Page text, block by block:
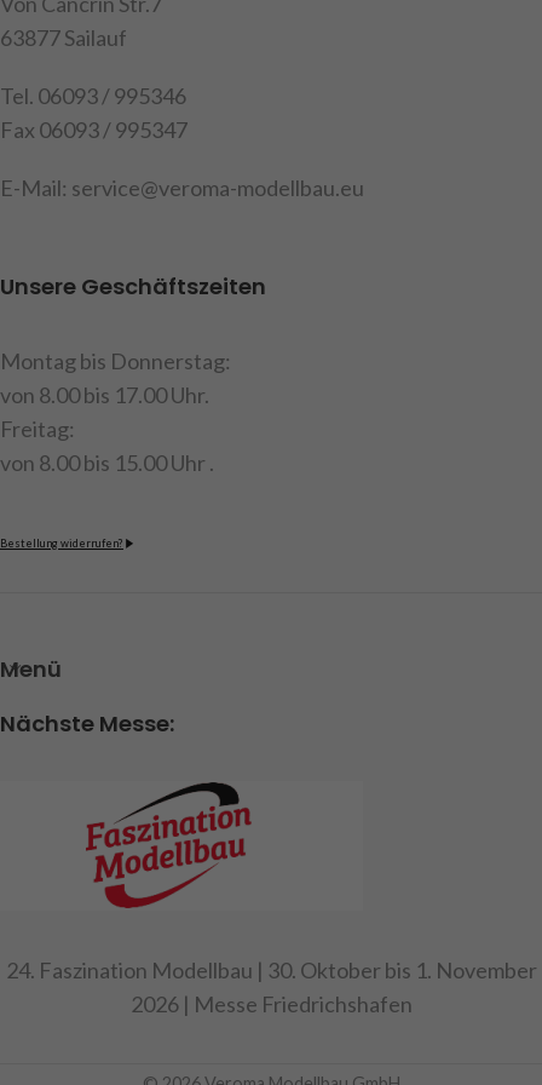
unter 14 Jahren geeignet.
63877 Sailauf
Tel. 06093 / 995346
Fax 06093 / 995347
E-Mail: service@veroma-modellbau.eu
Unsere Geschäftszeiten
Montag bis Donnerstag:
von 8.00 bis 17.00 Uhr.
Freitag:
von 8.00 bis 15.00 Uhr .
Bestellung widerrufen?
Menü
Nächste Messe:
24. Faszination Modellbau | 30. Oktober bis 1. November
2026 | Messe Friedrichshafen